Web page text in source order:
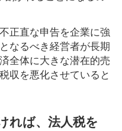
正直な申告を企業に強
なるべき経営者が長期
全体に大きな潜在的売
収を悪化させていると
れば、法人税を